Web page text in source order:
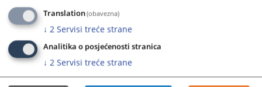
get
the
keyboard
shortcuts
for
changing
get
the
shortcuts
for
changing
12.02.2010.
2008.godinom
Translation(obavezna)
↓ 2 Servisi treće strane
Analitika o posjećenosti stranica
↓ 2 Servisi treće strane